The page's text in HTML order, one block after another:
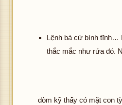
Lệnh bà cứ bình tĩnh…
thắc mắc như rứa đó.
dòm kỹ thấy có mặt con